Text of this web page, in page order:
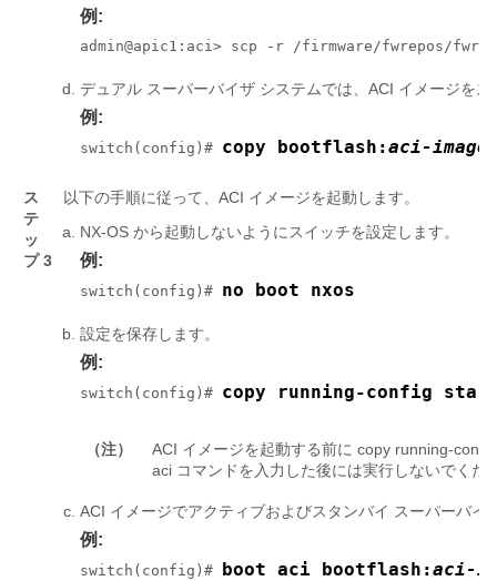
例:
admin@apic1:aci> scp -r /firmware/fwrepos/
デュアル スーパーバイザ システムでは、ACI イメージを
例:
switch(config)# copy bootflash:aci-image
ス
テ
ッ
プ 3
以下の手順に従って、ACI イメージを起動します。
NX-OS から起動しないようにスイッチを設定します。
例:
switch(config)# no boot nxos
設定を保存します。
例:
switch(config)# copy running-config
（注）
ACI イメージを起動する前に copy running-
aci コマンドを入力した後には実行しないでくだ
ACI イメージでアクティブおよびスタンバイ スーパーバイ
例:
switch(config)# boot aci bootflash:aci-